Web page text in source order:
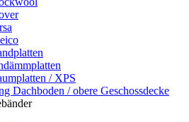
/ XPS
Dachboden / obere Geschossdecke